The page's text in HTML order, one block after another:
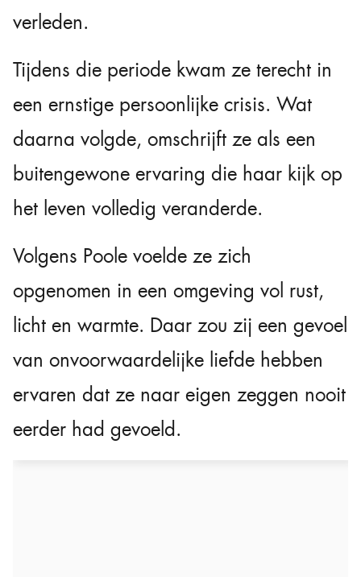
verleden.
Tijdens die periode kwam ze terecht in
een ernstige persoonlijke crisis. Wat
daarna volgde, omschrijft ze als een
buitengewone ervaring die haar kijk op
het leven volledig veranderde.
Volgens Poole voelde ze zich
opgenomen in een omgeving vol rust,
licht en warmte. Daar zou zij een gevoel
van onvoorwaardelijke liefde hebben
ervaren dat ze naar eigen zeggen nooit
eerder had gevoeld.